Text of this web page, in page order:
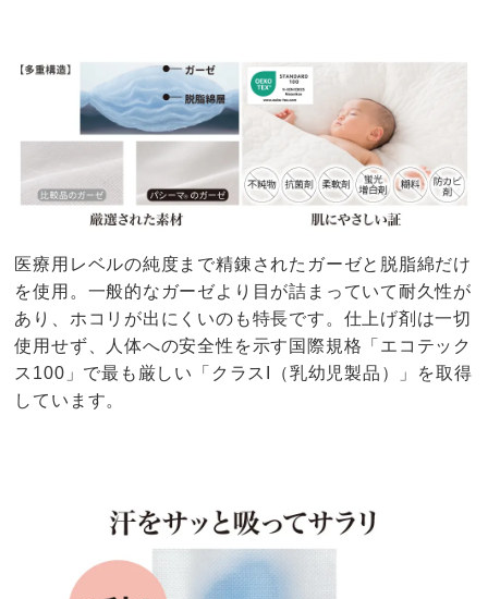
医療用レベルの純度まで精錬されたガーゼと脱脂綿だけ
を使用。一般的なガーゼより目が詰まっていて耐久性が
あり、ホコリが出にくいのも特長です。仕上げ剤は一切
使用せず、人体への安全性を示す国際規格「エコテック
ス100」で最も厳しい「クラスI（乳幼児製品）」を取得
しています。